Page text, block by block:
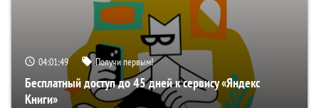
04:01:48 Получи первым!
Бесплатный доступ до 45 дней к сервису «Яндекс
Книги»